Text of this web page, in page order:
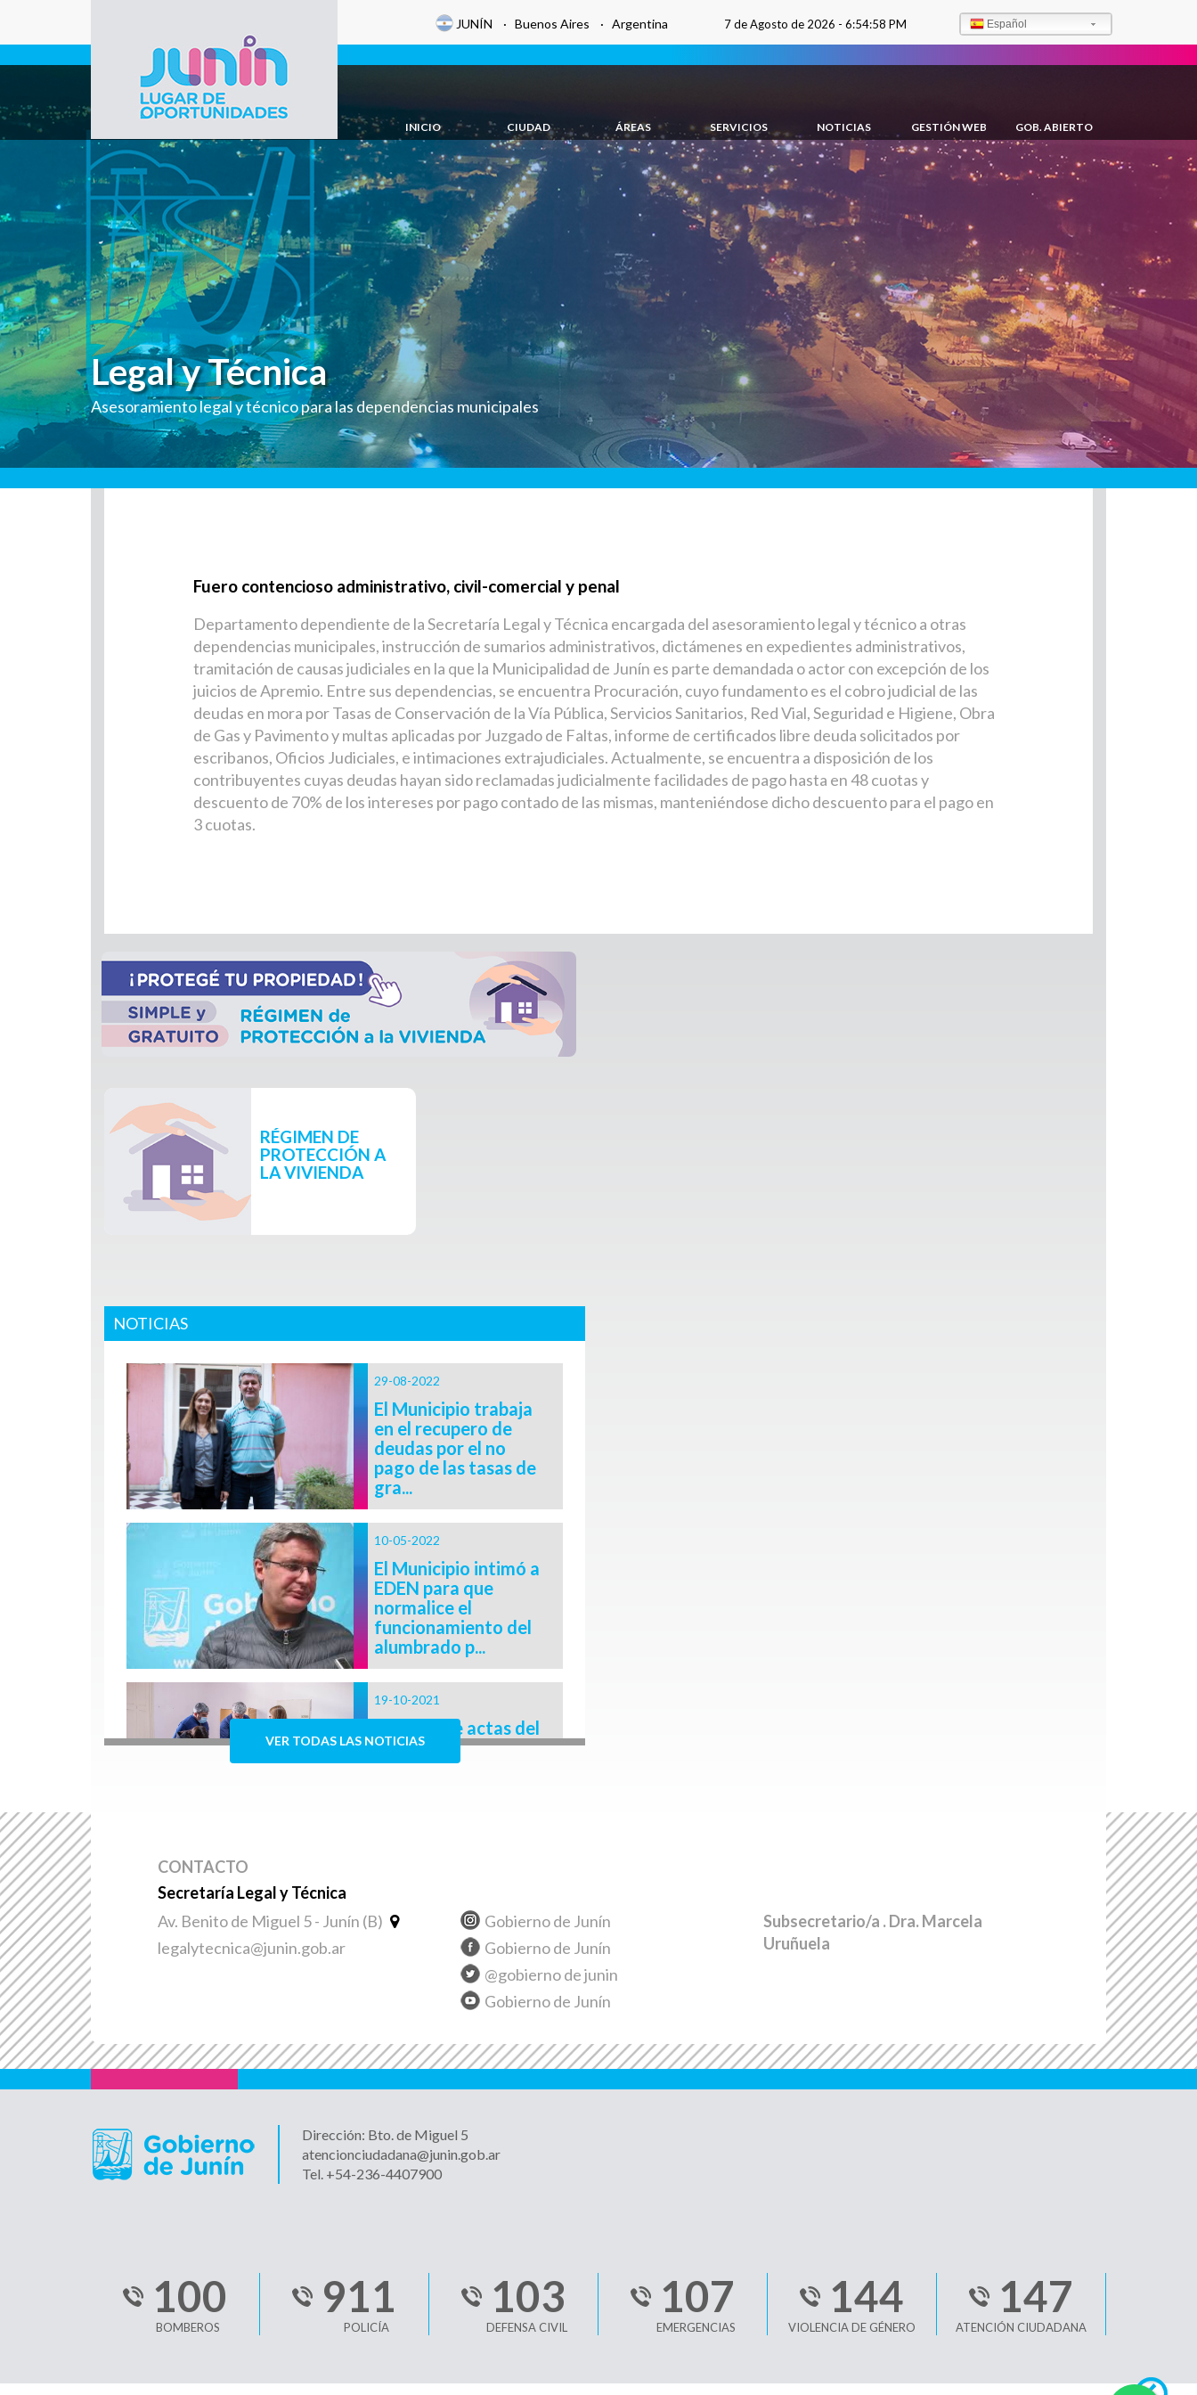
Gobierno de
Junín
JUNÍN · Buenos Aires · Argentina 7 de Agosto de 2026 -6:54:59 PM Español
INICIO CIUDAD ÁREAS SERVICIOS NOTICIAS GESTIÓN WEB GOB. ABIERTO
Legal y Técnica
Asesoramiento legal y técnico para las dependencias municipales
Fuero contencioso administrativo, civil-comercial y penal
Departamento dependiente de la Secretaría Legal y Técnica encargada del asesoramiento legal y técnico a otras
dependencias municipales, instrucción de sumarios administrativos, dictámenes en expedientes administrativos,
tramitación de causas judiciales en la que la Municipalidad de Junín es parte demandada o actor con excepción de los
juicios de Apremio. Entre sus dependencias, se encuentra Procuración, cuyo fundamento es el cobro judicial de las
deudas en mora por Tasas de Conservación de la Vía Pública, Servicios Sanitarios, Red Vial, Seguridad e Higiene, Obra
de Gas y Pavimento y multas aplicadas por Juzgado de Faltas, informe de certificados libre deuda solicitados por
escribanos, Oficios Judiciales, e intimaciones extrajudiciales. Actualmente, se encuentra a disposición de los
contribuyentes cuyas deudas hayan sido reclamadas judicialmente facilidades de pago hasta en 48 cuotas y
descuento de 70% de los intereses por pago contado de las mismas, manteniéndose dicho descuento para el pago en
3 cuotas.
Destacados de la Semana
Inicio de sección de programas del área
RÉGIMEN DE
PROTECCIÓN A
LA VIVIENDA
NOTICIAS
29-08-2022
El Municipio trabaja
en el recupero de
deudas por el no
pago de las tasas de
gra...
10-05-2022
El Municipio intimó a
EDEN para que
normalice el
funcionamiento del
alumbrado p...
19-10-2021
Entrega de actas del
Régimen de
Protección de la
canal de diálogo y
estamos agradecidos
al Municipio"...
VER TODAS LAS NOTICIAS
CONTACTO
Secretaría Legal y Técnica
Av. Benito de Miguel 5 - Junín (B)
legalytecnica@junin.gob.ar
Gobierno de Junín
Gobierno de Junín
@gobierno de junin
Gobierno de Junín
Subsecretario/a . Dra. Marcela
Uruñuela
Dirección: Bto. de Miguel 5
atencionciudadana@junin.gob.ar
Tel. +54-236-4407900
100
BOMBEROS
911
POLICÍA
103
DEFENSA CIVIL
107
EMERGENCIAS
144
VIOLENCIA DE GÉNERO
147
ATENCIÓN CIUDADANA